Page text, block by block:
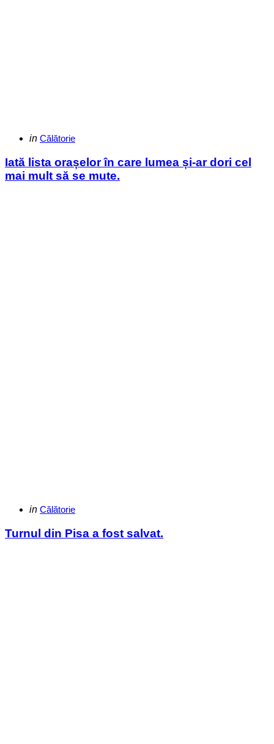
Categories
Posted
in Călătorie
Iată lista orașelor în care lumea și-ar dori cel
mai mult să se mute.
Categories
Posted
in Călătorie
Turnul din Pisa a fost salvat.